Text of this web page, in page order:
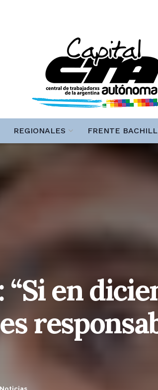
REGIONALES FRENTE
en